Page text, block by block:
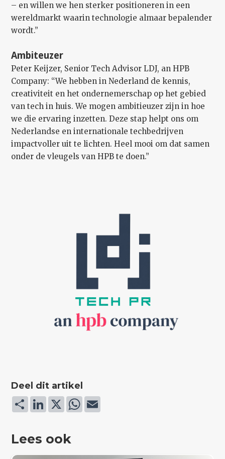
– en willen we hen sterker positioneren in een
wereldmarkt waarin technologie almaar bepalender
wordt.”
Ambiteuzer
Peter Keijzer, Senior Tech Advisor LDJ, an HPB
Company: “We hebben in Nederland de kennis,
creativiteit en het ondernemerschap op het gebied
van tech in huis. We mogen ambitieuzer zijn in hoe
we die ervaring inzetten. Deze stap helpt ons om
Nederlandse en internationale techbedrijven
impactvoller uit te lichten. Heel mooi om dat samen
onder de vleugels van HPB te doen.”
Deel dit artikel
Deel LinkedIn
X WhatsApp
Lees ook